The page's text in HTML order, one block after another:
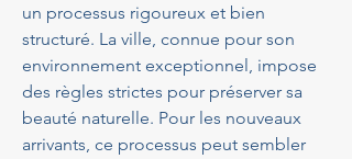
un processus rigoureux et bien
structuré. La ville, connue pour son
environnement exceptionnel, impose
des règles strictes pour préserver sa
beauté naturelle. Pour les nouveaux
arrivants, ce processus peut sembler